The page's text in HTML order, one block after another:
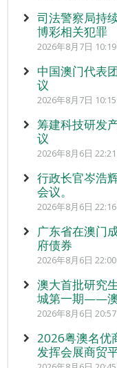
司法警察局持
博彩相关犯罪
2026年8月7日 10:19
中国澳门代表
议
2026年8月7日 10:15
筹建科技研发
议
2026年8月6日 22:21
行政长官岑浩
会议。
2026年8月6日 22:16
广东省在澳门
府债券
2026年8月6日 22:00
澳大首批研究
城第一期——澳
2026年8月6日 20:57
2026粤澳名优
发挥会展商贸